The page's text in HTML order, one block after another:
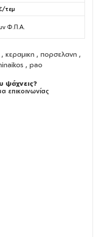
τεμ
Φ.Π.Α.
, κεραμικη , πορσελανη ,
, pao
ψάχνεις?